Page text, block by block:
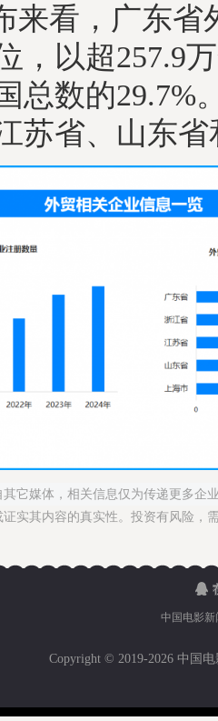
来看，广东省
，以超257.9
总数的29.7%
苏省、山东
它媒体，相关信息仅为传递更多企
实其内容的真实性。投资有风险，
中国电影新
Copyright © 2019-2026 中国